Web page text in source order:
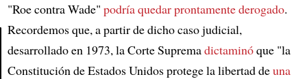
Article
"Roe contra Wade" podría quedar prontamente derogado.
Recordemos que, a partir de dicho caso judicial,
desarrollado en 1973, la Corte Supremadictaminóque "la
Constitución de Estados Unidos protege la libertad deuna